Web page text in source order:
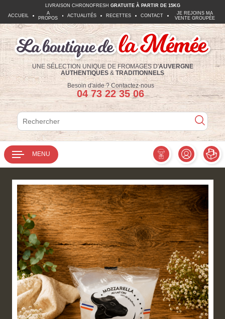
LIVRAISON CHRONOFRESH GRATUITE À PARTIR DE 15KG
ACCUEIL
A
PROPOS
ACTUALITÉS RECETTES CONTACT
JE REJOINS MA
VENTE GROUPÉE
UNE SÉLECTION UNIQUE DE FROMAGES D'AUVERGNE
AUTHENTIQUES & TRADITIONNELS
Besoin d'aide ?Contactez-nous
Téléphone :
04 73 22 35 06
Rechercher
Rechercher
MENU